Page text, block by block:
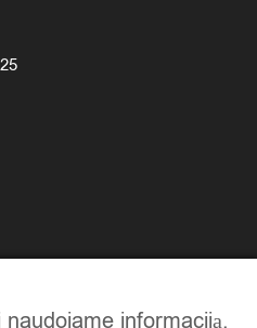
informaciją,